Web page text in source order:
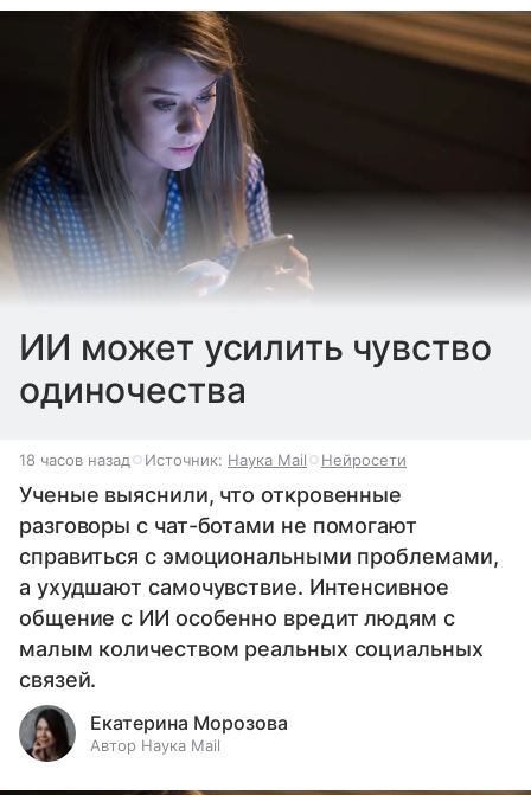
ИИ может усилить чувство
одиночества
18 часов назад Источник: Наука Mail Нейросети
Ученые выяснили, что откровенные
разговоры с чат-ботами не помогают
справиться с эмоциональными проблемами,
а ухудшают самочувствие. Интенсивное
общение с ИИ особенно вредит людям с
малым количеством реальных социальных
связей.
Екатерина Морозова
Автор Наука Mail